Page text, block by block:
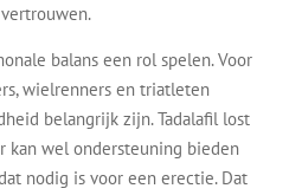
balans een rol spelen. Voor
wielrenners en triatleten
belangrijk zijn. Tadalafil lost
kan wel ondersteuning bieden
nodig is voor een erectie. Dat